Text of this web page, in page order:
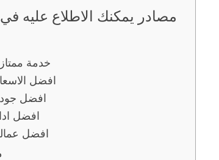
مصادر يمكنك الاطلاع عليه
خدمة
افضل
افضل
افضل
افضل